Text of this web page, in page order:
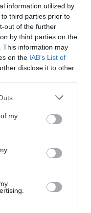
information utilized by
third parties prior to
out of the further
by third parties on the
This information may
on the IAB’s List of
disclose it to other
my